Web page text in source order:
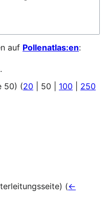
auf Pollenatlas:en:
50) (20 50 100
250
(←